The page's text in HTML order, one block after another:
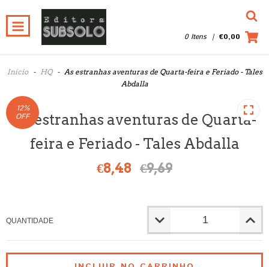
0 Itens | €0,00
Início - HQ - As estranhas aventuras de Quarta-feira e Feriado - Tales
Abdalla
12%
OFF
As estranhas aventuras de Quarta-
feira e Feriado - Tales Abdalla
€8,48 €9,69
QUANTIDADE